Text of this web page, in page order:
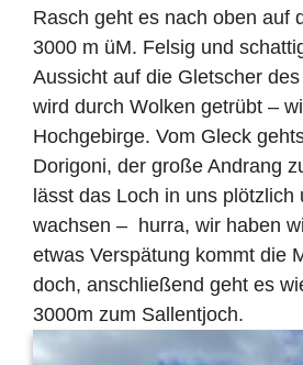
Rasch geht es nach oben auf
3000 m üM. Felsig und
Aussicht auf die Gletscher
wird durch Wolken getrübt –
Hochgebirge. Vom Gleck
Dorigoni, der große Andrang
lässt das Loch in uns plötzlich
wachsen – hurra, wir haben
etwas Verspätung kommt die
doch, anschließend geht es
3000m zum Sallentjoch.